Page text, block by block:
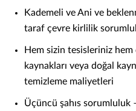
Kademeli ve Ani ve
taraf çevre kirlilik
Hem sizin tesisleriniz hem
kaynakları veya doğal
temizleme maliyetleri
Üçüncü şahıs sorumluluk